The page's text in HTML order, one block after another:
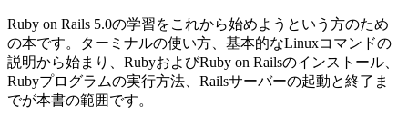
Ruby on Rails 5.0の学習をこれから始めようという方のため
の本です。ターミナルの使い方、基本的なLinuxコマンドの
説明から始まり、RubyおよびRuby on Railsのインストール、
Rubyプログラムの実行方法、Railsサーバーの起動と終了ま
でが本書の範囲です。